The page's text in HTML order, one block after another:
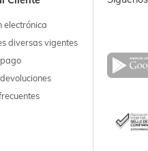
electrónica
diversas vigentes